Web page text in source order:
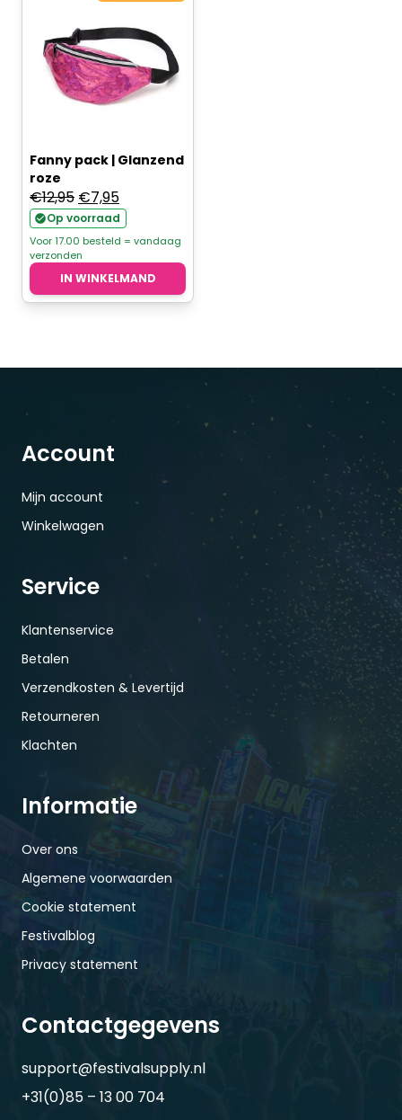
Fanny pack | Glanzend
roze
€12,95 Oorspronkelijke
prijs
was:
€12,95.
€7,95Huidige
prijs
is:
€7,95.
Op voorraad
Voor 17.00 besteld = vandaag
verzonden
IN WINKELMAND
Account
Mijn account
Winkelwagen
Service
Klantenservice
Betalen
Verzendkosten & Levertijd
Retourneren
Klachten
Informatie
Over ons
Algemene voorwaarden
Cookie statement
Festivalblog
Privacy statement
Contactgegevens
support@festivalsupply.nl
+31(0)85 – 13 00 704